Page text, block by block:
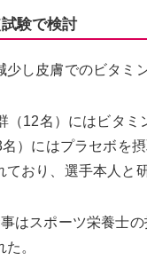
験で検討
し皮膚でのビタミ
（12名）にはビタ
）にはプラセボを
おり、選手本人と
はスポーツ栄養士
。